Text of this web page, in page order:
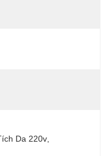
Da 220v